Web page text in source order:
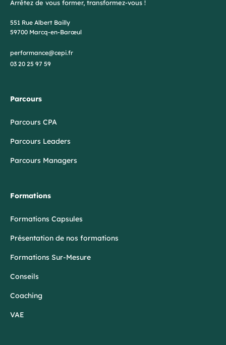
Arrêtez de vous former, transformez-vous !
551 Rue Albert Bailly
59700 Marcq-en-Barœul
performance@cepi.fr
03 20 25 97 59
Parcours
Parcours CPA
Parcours Leaders
Parcours Managers
Formations
Formations Capsules
Présentation de nos formations
Formations Sur-Mesure
Conseils
Coaching
VAE